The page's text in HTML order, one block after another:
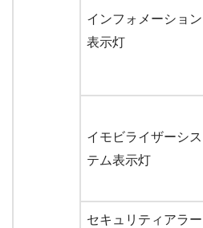
インフォメーション
表示灯
イモビライザーシス
テム表示灯
セキュリティアラー